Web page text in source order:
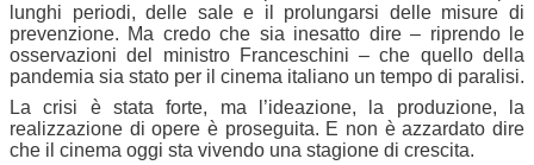
lunghi periodi, delle sale e il prolungarsi delle misure di
prevenzione. Ma credo che sia inesatto dire – riprendo le
osservazioni del ministro Franceschini – che quello della
pandemia sia stato per il cinema italiano un tempo di paralisi.
La crisi è stata forte, ma l’ideazione, la produzione, la
realizzazione di opere è proseguita. E non è azzardato dire
che il cinema oggi sta vivendo una stagione di crescita.